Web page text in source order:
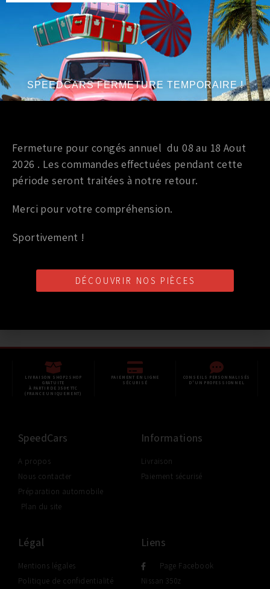
PROMO ! Boite de vitesse
BOITE DE VITESSE OEM NISSAN 350Z 03-06 (DERNIÈRE
VERSION)
3 990,00 2 990,00 TTC
Ajouter au panier
Année du véhicule:à partir de 2007, jusqu'à 2009
Série:3.5L V6
BOITE DE VITESSE OEM NISSAN 350Z 07-08
LIVRAISON SHOP2SHOP
GRATUITE
À PARTIR DE 350€ TTC
(FRANCE UNIQUEMENT)
PAIEMENT EN LIGNE
SÉCURISÉ
CONSEILS PERSONNALISÉS
D'UN PROFESSIONNEL
SpeedCars
A propos
Nous contacter
Préparation automobile
Plan du site
Informations
Livraison
Paiement sécurisé
Légal
Mentions légales
Politique de confidentialité
Liens
Page Facebook
Nissan 350z
SPEEDCARS FERMETURE TEMPORAIRE !
Fermeture pour congés annuel du 08 au 18 Aout
2026 . Les commandes effectuées pendant cette
période seront traitées à notre retour.
Merci pour votre compréhension.
Sportivement !
DÉCOUVRIR NOS PIÈCES